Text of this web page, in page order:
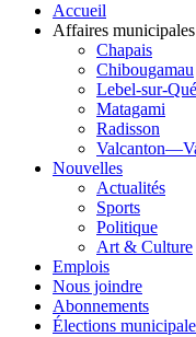
Accueil
Affaires municipales
Chapais
Chibougamau
Lebel-sur-
Matagami
Radisson
Nouvelles
Actualités
Sports
Politique
Art & Culture
Emplois
Nous joindre
Abonnements
Élections